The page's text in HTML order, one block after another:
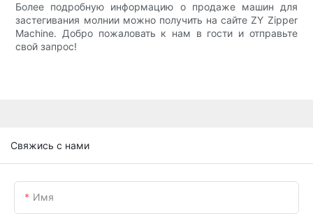
Более подробную информацию о продаже машин для
застегивания молнии можно получить на сайте ZY Zipper
Machine. Добро пожаловать к нам в гости и отправьте
свой запрос!
Свяжись с нами
Имя